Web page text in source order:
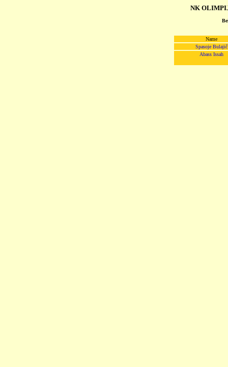
NK
Name
Spasoje Bulajič
Abass Issah